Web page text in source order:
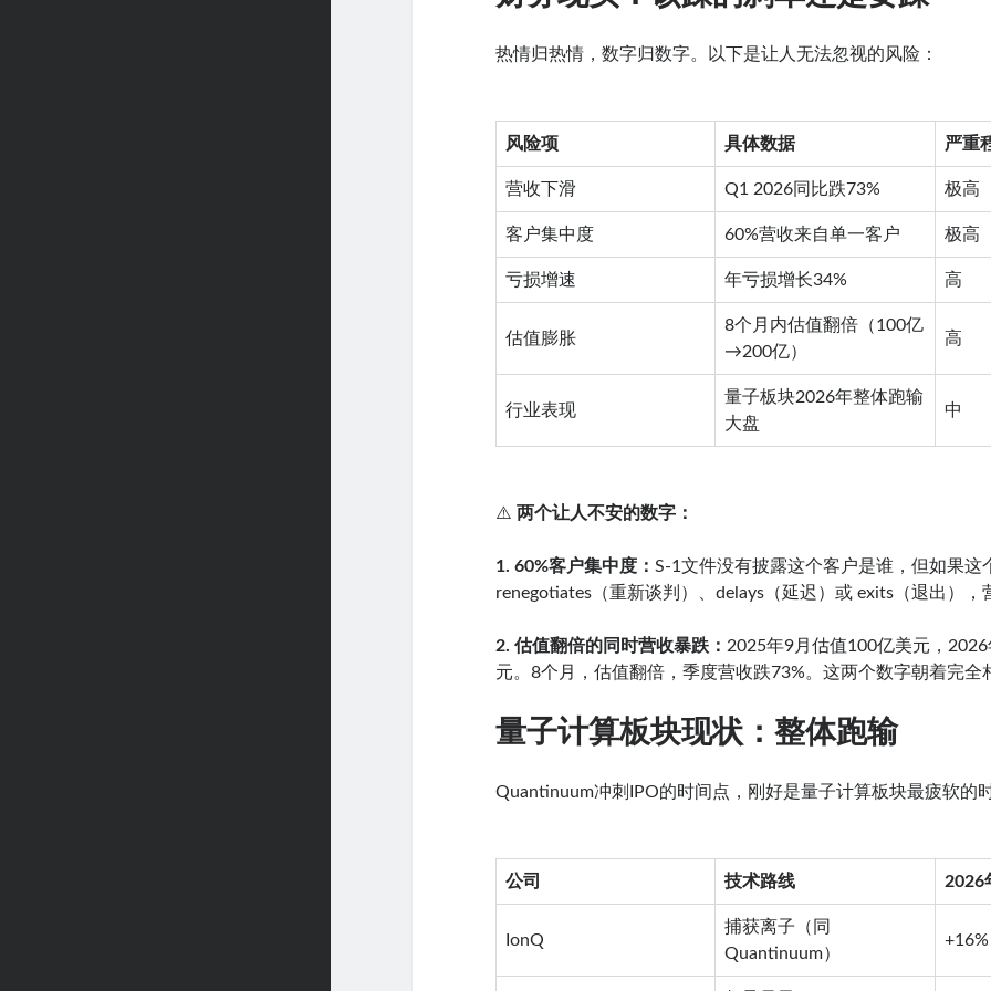
热情归热情，数字归数字。以下是让人无法忽视的风险：
风险项 具体数据 严重
营收下滑 Q1 2026同比跌73% 极高
客户集中度 60%营收来自单一客户 极高
亏损增速 年亏损增长34% 高
估值膨胀
8个月内估值翻倍（100亿
→200亿）
高
行业表现
量子板块2026年整体跑输
大盘
中
⚠️ 两个让人不安的数字：
1. 60%客户集中度：S-1文件没有披露这个客户是谁，但如果这
renegotiates（重新谈判）、delays（延迟）或 exits（退出），
2. 估值翻倍的同时营收暴跌： 2025年9月估值100亿美元，
元。8个月，估值翻倍，季度营收跌73%。这两个数字朝着完全
量子计算板块现状：整体跑输
Quantinuum冲刺IPO的时间点，刚好是量子计算板块最疲软的
公司 技术路线 2026
IonQ
捕获离子（同
Quantinuum）